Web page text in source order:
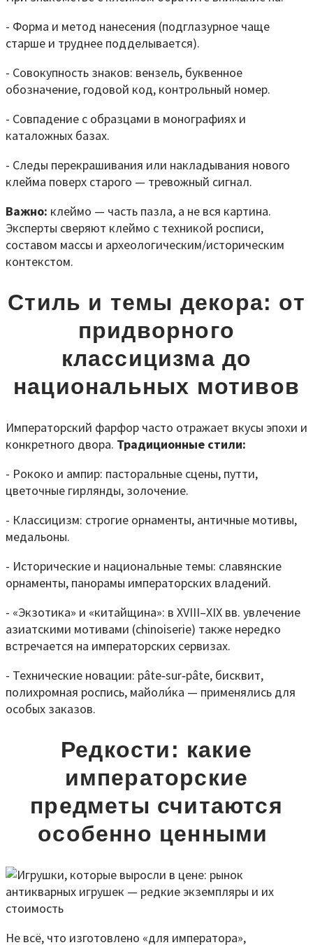
- Форма и метод нанесения (подглазурное чаще
старше и труднее подделывается).
- Совокупность знаков: вензель, буквенное
обозначение, годовой код, контрольный номер.
- Совпадение с образцами в монографиях и
каталожных базах.
- Следы перекрашивания или накладывания нового
клейма поверх старого — тревожный сигнал.
Важно: клеймо — часть пазла, а не вся картина.
Эксперты сверяют клеймо с техникой росписи,
составом массы и археологическим/историческим
контекстом.
Стиль и темы декора: от
придворного
классицизма до
национальных мотивов
Императорский фарфор часто отражает вкусы эпохи и
конкретного двора. Традиционные стили:
- Рококо и ампир: пасторальные сцены, путти,
цветочные гирлянды, золочение.
- Классицизм: строгие орнаменты, античные мотивы,
медальоны.
- Исторические и национальные темы: славянские
орнаменты, панорамы императорских владений.
- «Экзотика» и «китайщина»: в XVIII–XIX вв. увлечение
азиатскими мотивами (chinoiserie) также нередко
встречается на императорских сервизах.
- Технические новации: pâte‑sur‑pâte, бисквит,
полихромная роспись, майоли́ка — применялись для
особых заказов.
Редкости: какие
императорские
предметы считаются
особенно ценными
Не всё, что изготовлено «для императора»,